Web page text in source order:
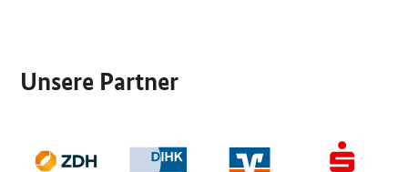
Unsere Partner